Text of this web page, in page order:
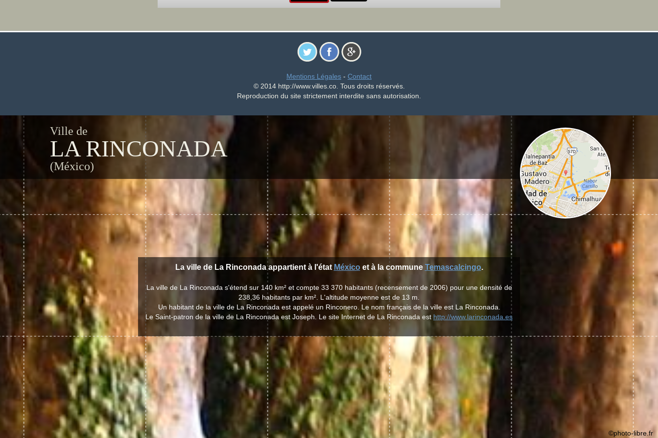
Mentions Légales - Contact
© 2014 http://www.villes.co. Tous droits réservés.
Reproduction du site strictement interdite sans autorisation.
Ville de
LA RINCONADA
(México)
La ville de La Rinconada appartient à l'état Méxicoet à la commune Temascalcingo.
La ville de La Rinconada s'étend sur 140 km² et compte 33 370 habitants (recensement de 2006) pour une densité de
238,36 habitants par km². L'altitude moyenne est de 13 m.
Un habitant de la ville de La Rinconada est appelé un Rinconero. Le nom français de la ville est La Rinconada.
Le Saint-patron de la ville de La Rinconada est Joseph. Le site Internet de La Rinconada est http://www.larinconada.es
©photo-libre.fr